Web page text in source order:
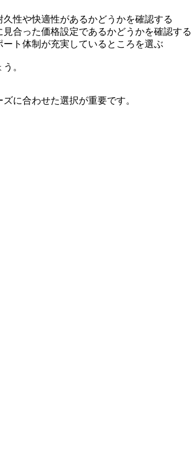
性や快適性があるかどうかを確認する
合った価格設定であるかどうかを確認する
ト体制が充実しているところを選ぶ
。
に合わせた選択が重要です。